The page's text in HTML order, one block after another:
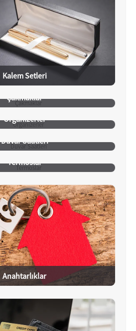
Kalem Setleri
Çakmaklar
Organizerler
Duvar Saatleri
Termoslar
Anahtarlıklar